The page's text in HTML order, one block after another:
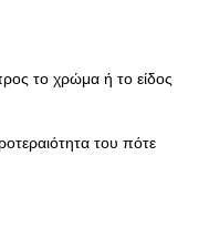
το χρώμα ή το είδος
του πότε